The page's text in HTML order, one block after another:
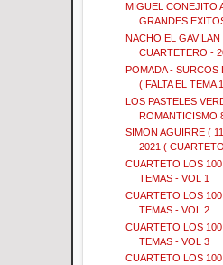
MIGUEL CONEJITO
GRANDES
NACHO EL
CUARTETERO -
POMADA - SURCOS
( FALTA EL TEMA
LOS PASTELES
ROMANTICISMO
SIMON AGUIRRE (
2021 (
CUARTETO LOS
TEMAS - VOL 1
CUARTETO LOS
TEMAS - VOL 2
CUARTETO LOS
TEMAS - VOL 3
CUARTETO LOS